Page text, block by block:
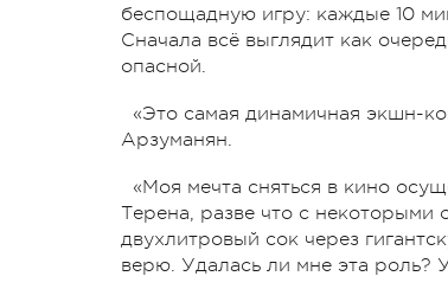
беспощадную игру: каждые 10
Сначала всё выглядит как
опасной.
«Это самая динамичная экшн-
Арзуманян.
«Моя мечта сняться в кино
Терена, разве что с некоторыми
двухлитровый сок через
верю. Удалась ли мне эта роль?